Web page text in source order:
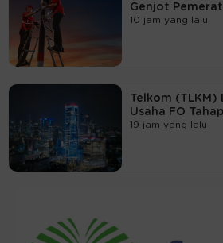
Genjot
10 jam yang lalu
Telkom (TLKM)
Usaha FO
19 jam yang lalu